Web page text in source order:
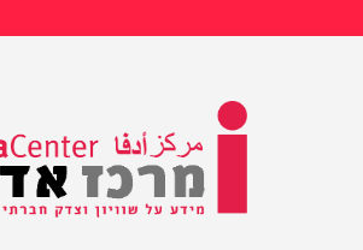
מרכז אדוה
בישראל